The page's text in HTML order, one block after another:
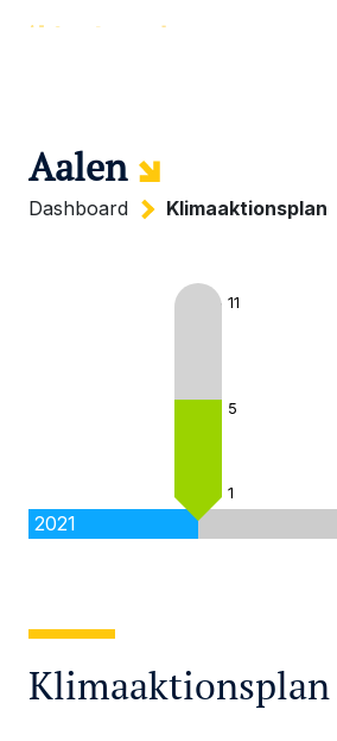
Aalen
Dashboard Klimaaktionsplan
2021
11
5
1
Klimaaktionsplan